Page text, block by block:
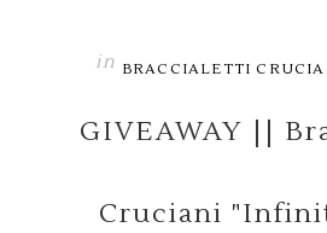
in BRACCIALETTI
GIVEAWAY ||
Cruciani